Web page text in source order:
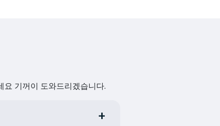
기꺼이 도와드리겠습니다.